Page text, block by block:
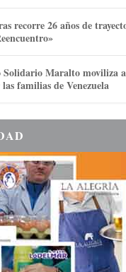
recorre 26 años de
Maralto moviliza
familias de Venezuela